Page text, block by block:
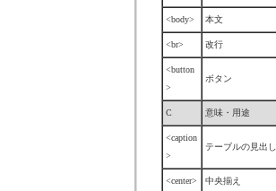
<body> 本文
<br> 改行
<button
>
ボタン
C 意味・用途
<caption
>
テーブルの見出し
<center> 中央揃え